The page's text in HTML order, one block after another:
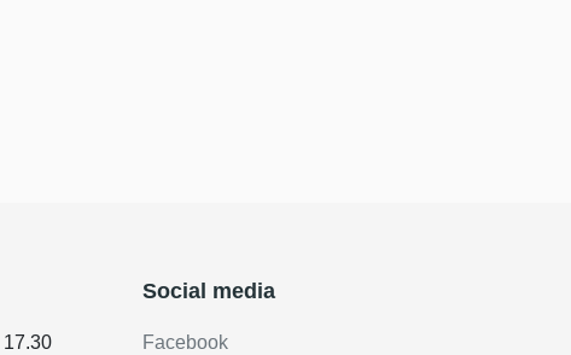
17.30
Social media
Facebook